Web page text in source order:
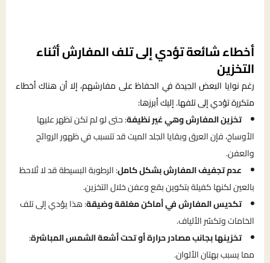
أخطاء شائعة تؤدي إلى تلف المفارش أثناء
التخزين
رغم نوايا البعض الجيدة في الحفاظ على مفارشهم، إلا أن هناك أخطاء
متكررة تؤدي إلى تلفها. إليك أبرزها:
تخزين المفارش وهي غير نظيفة: حتى لو لم تكن تظهر عليها
الأوساخ، فإن العرق وبقايا الجلد الميت قد تتسبب في ظهور الروائح
والعفن.
عدم تجفيف المفارش بشكل كامل: الرطوبة البسيطة قد لا تُلاحظ
بالعين لكنها كفيلة بتكوين بقع وعفن خلال التخزين.
تكديس المفارش في أماكن مغلقة وضيقة: هذا يؤدي إلى تلف
الخامات وتكسّر الألياف.
تخزينها بجانب مصادر حرارة أو تحت أشعة الشمس المباشرة:
مما يسبب بهتان الألوان.